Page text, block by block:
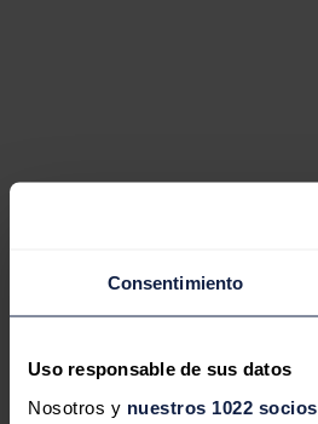
Consentimiento
Uso responsable de sus datos
Nosotros y nuestros 1022 socios